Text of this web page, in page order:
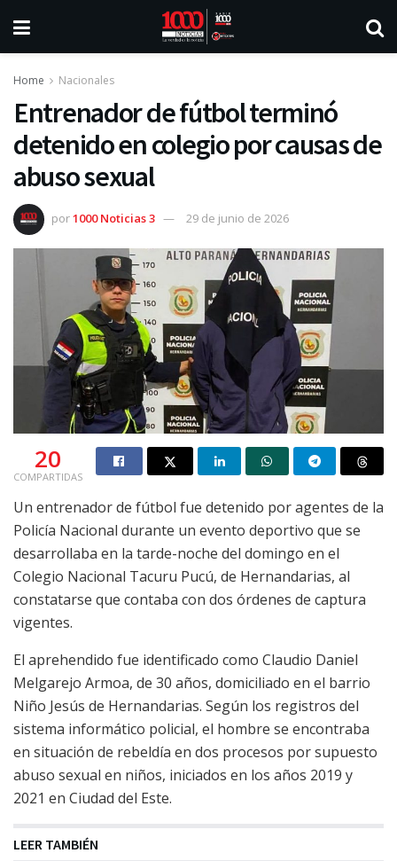
Home Nacionales
Entrenador de fútbol terminó
detenido en colegio por causas de
abuso sexual
por1000 Noticias 3 29 de junio de 2026
20
COMPARTIDAS
Un entrenador de fútbol fue detenido por agentes de la
Policía Nacional durante un evento deportivo que se
desarrollaba en la tarde-noche del domingo en el
Colegio Nacional Tacuru Pucú, de Hernandarias, al
constatarse que contaba con dos órdenes de captura
vigentes.
El aprehendido fue identificado como Claudio Daniel
Melgarejo Armoa, de 30 años, domiciliado en el barrio
Niño Jesús de Hernandarias. Según los registros del
sistema informático policial, el hombre se encontraba
en situación de rebeldía en dos procesos por supuesto
abuso sexual en niños, iniciados en los años 2019 y
2021 en Ciudad del Este.
LEER TAMBIÉN